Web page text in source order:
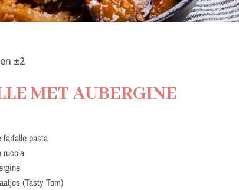
±2
MET AUBERGINE
farfalle pasta
rucola
(Tasty Tom)